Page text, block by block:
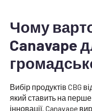
Чому
Canavape
Вибір продуктів CBG
який ставить на перше
інновації. Canavape